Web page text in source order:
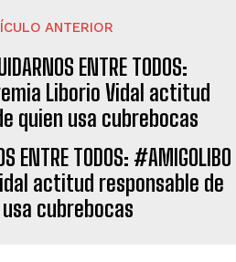
ANTERIOR
ENTRE TODOS: #AMIGOLIBO
actitud responsable de
cubrebocas